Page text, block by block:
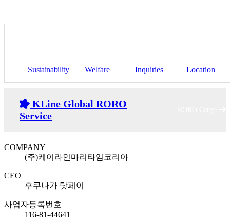
Sustainability Welfare Inquiries Location
KLine Global RORO
Service
COMPANY
(주)케이라인마리타임코리아
CEO
후쿠나가 탓페이
사업자등록번호
116-81-44641